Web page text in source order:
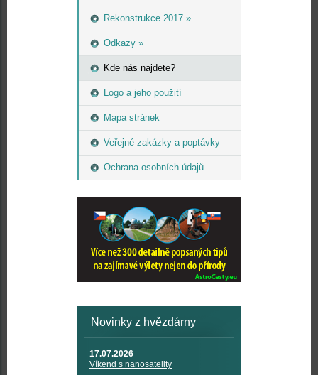
Rekonstrukce 2017 »
Odkazy »
Kde nás najdete?
Logo a jeho použití
Mapa stránek
Veřejné zakázky a poptávky
Ochrana osobních údajů
Novinky z hvězdárny
17.07.2026
Víkend s nanosatelity